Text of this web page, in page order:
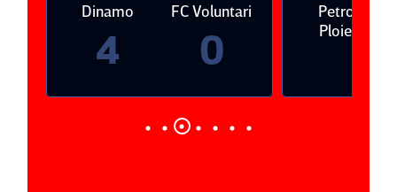
Dinamo
4
FC Voluntari
0
Petrolul
Ploieşti